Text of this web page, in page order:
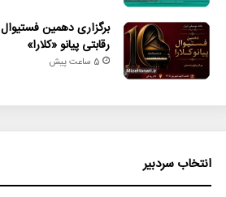
برگزاری دهمین فستیوال
رقابتی پیانو «کلارا»
5 ساعت پیش
انتخاب سردبیر